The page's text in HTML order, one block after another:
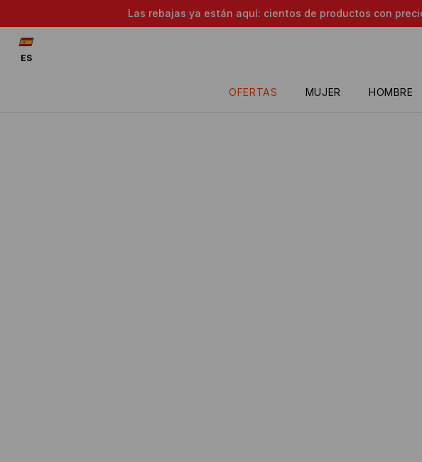
Las rebajas ya están aquí: cientos de productos con
OFERTAS MUJER HOMBRE
ES